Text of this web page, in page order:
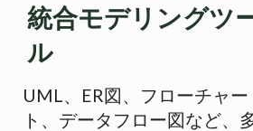
統合モデリングツ
ル
UML、ER図、フローチャー
ト、データフロー図など、